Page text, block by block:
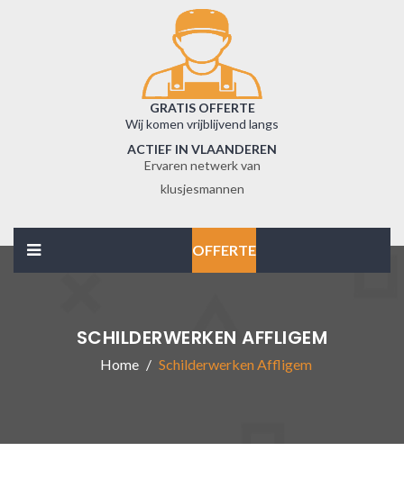
GRATIS OFFERTE
Wij komen vrijblijvend langs
ACTIEF IN VLAANDEREN
Ervaren netwerk van
klusjesmannen
OFFERTE
SCHILDERWERKEN AFFLIGEM
Home Schilderwerken Affligem